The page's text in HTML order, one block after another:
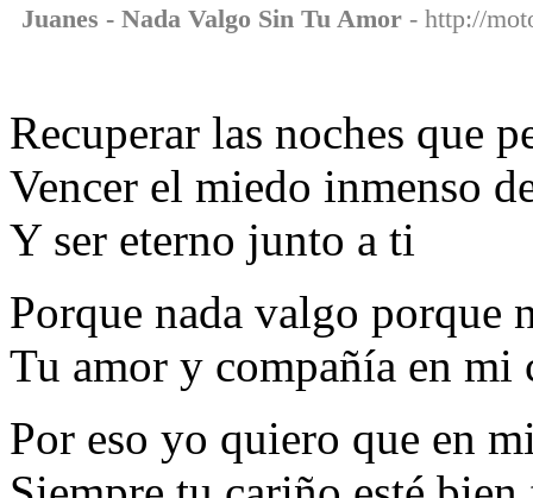
Juanes - Nada Valgo Sin Tu Amor - http://
Recuperar las noches que
Vencer el miedo inmenso
Y ser eterno junto a ti
Porque nada valgo porque
Tu amor y compañía en mi
Por eso yo quiero que en